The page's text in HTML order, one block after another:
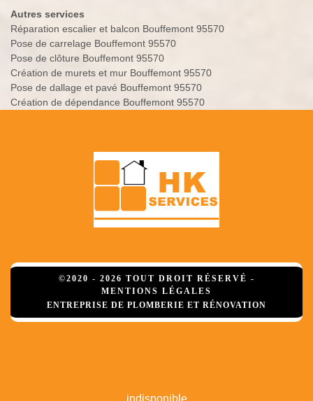
Autres services
Réparation escalier et balcon Bouffemont 95570
Pose de carrelage Bouffemont 95570
Pose de clôture Bouffemont 95570
Création de murets et mur Bouffemont 95570
Pose de dallage et pavé Bouffemont 95570
Création de dépendance Bouffemont 95570
©2020 - 2026 TOUT DROIT RÉSERVÉ -
MENTIONS LÉGALES
ENTREPRISE DE PLOMBERIE ET RÉNOVATION